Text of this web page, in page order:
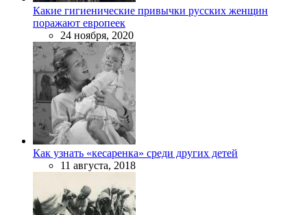
Какие гигиенические привычки русских женщин
поражают европеек
24 ноября, 2020
Как узнать «кесаренка» среди других детей
11 августа, 2018